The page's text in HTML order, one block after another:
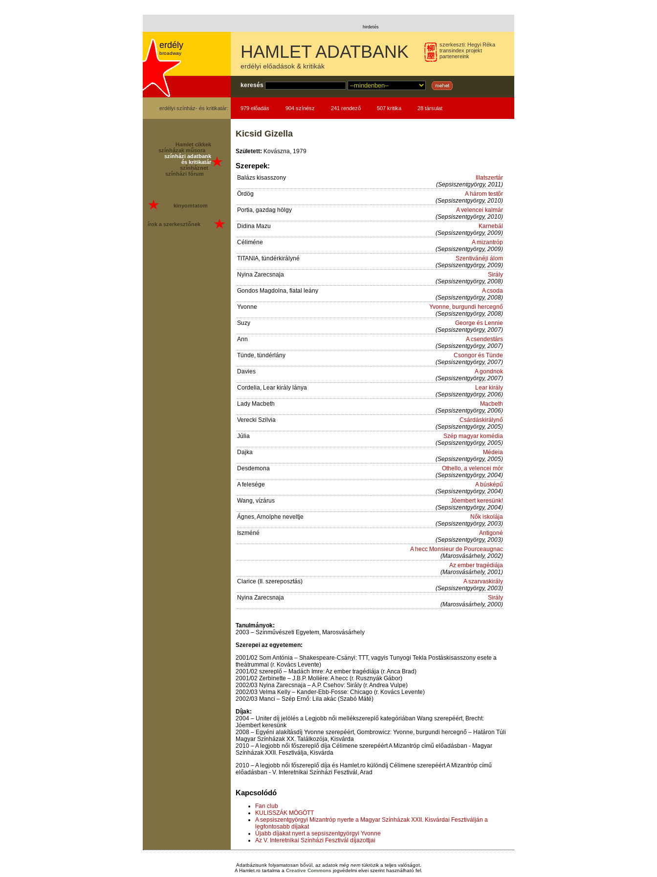
hirdetés
erdély
broadway
szerkeszti: Hegyi Réka
transindex projekt
partenereink
HAMLET ADATBANK
erdélyi előadások & kritikák
keresés
erdélyi színház- és kritikatár: 979 előadás 904 színész 241 rendező 507 kritika 28 társulat
Kicsid Gizella
Született: Kovászna, 1979
Szerepek:
Balázs kisasszony
Illatszertár
(Sepsiszentgyörgy, 2011)
Ördög
A három testőr
(Sepsiszentgyörgy, 2010)
Portia, gazdag hölgy
A velencei kalmár
(Sepsiszentgyörgy, 2010)
Didina Mazu
Karnebál
(Sepsiszentgyörgy, 2009)
Céliméne
A mizantróp
(Sepsiszentgyörgy, 2009)
TITANIA, tündérkirályné
Szentivánéji álom
(Sepsiszentgyörgy, 2009)
Nyina Zarecsnaja
Sirály
(Sepsiszentgyörgy, 2008)
Gondos Magdolna, fiatal leány
A csoda
(Sepsiszentgyörgy, 2008)
Yvonne
Yvonne, burgundi hercegnő
(Sepsiszentgyörgy, 2008)
Suzy
George és Lennie
(Sepsiszentgyörgy, 2007)
Ann
A csendestárs
(Sepsiszentgyörgy, 2007)
Tünde, tündérlány
Csongor és Tünde
(Sepsiszentgyörgy, 2007)
Davies
A gondnok
(Sepsiszentgyörgy, 2007)
Cordelia, Lear király lánya
Lear király
(Sepsiszentgyörgy, 2006)
Lady Macbeth
Macbeth
(Sepsiszentgyörgy, 2006)
Verecki Szilvia
Csárdáskirálynő
(Sepsiszentgyörgy, 2005)
Júlia
Szép magyar komédia
(Sepsiszentgyörgy, 2005)
Dajka
Médeia
(Sepsiszentgyörgy, 2005)
Desdemona
Othello, a velencei mór
(Sepsiszentgyörgy, 2004)
A felesége
A búsképű
(Sepsiszentgyörgy, 2004)
Wang, vízárus
Jóembert keresünk!
(Sepsiszentgyörgy, 2004)
Ágnes, Arnolphe neveltje
Nők iskolája
(Sepsiszentgyörgy, 2003)
Iszméné
Antigoné
(Sepsiszentgyörgy, 2003)
A hecc Monsieur de Pourceaugnac
(Marosvásárhely, 2002)
Az ember tragédiája
(Marosvásárhely, 2001)
Clarice (II. szereposztás)
A szarvaskirály
(Sepsiszentgyörgy, 2003)
Nyina Zarecsnaja
Sirály
(Marosvásárhely, 2000)
Tanulmányok:
2003 – Színművészeti Egyetem, Marosvásárhely
Szerepei az egyetemen:
2001/02 Som Antónia – Shakespeare-Csányi: TTT, vagyis Tunyogi Tekla Postáskisasszony esete a
theátrummal (r. Kovács Levente)
2001/02 szereplő – Madách Imre: Az ember tragédiája (r. Anca Brad)
2001/02 Zerbinette – J.B.P. Moliére: A hecc (r. Rusznyák Gábor)
2002/03 Nyina Zarecsnaja – A.P. Csehov: Sirály (r. Andrea Vulpe)
2002/03 Velma Kelly – Kander-Ebb-Fosse: Chicago (r. Kovács Levente)
2002/03 Manci – Szép Ernő: Lila akác (Szabó Máté)
Díjak:
2004 – Uniter díj jelölés a Legjobb női mellékszereplő kategóriában Wang szerepéért, Brecht:
Jóembert keresünk
2008 – Egyéni alakításdíj Yvonne szerepéért, Gombrowicz: Yvonne, burgundi hercegnő – Határon Túli
Magyar Színházak XX. Találkozója, Kisvárda
2010 – A legjobb női főszereplő díja Célimene szerepéért A Mizantróp című előadásban - Magyar
Színházak XXII. Fesztiválja, Kisvárda
2010 – A legjobb női főszereplő díja és Hamlet.ro különdíj Célimene szerepéért A Mizantróp című
előadásban - V. Interetnikai Színházi Fesztivál, Arad
Kapcsolódó
Fan club
KULISSZÁK MÖGÖTT
A sepsiszentgyörgyi Mizantróp nyerte a Magyar Színházak XXII. Kisvárdai Fesztiválján a
legfontosabb díjakat
Újabb díjakat nyert a sepsiszentgyörgyi Yvonne
Az V. Interetnikai Színházi Fesztivál díjazottjai
Hamlet cikkek
színházak műsora
színházi adatbank
és kritikatár
színháznet
színházi fórum
kinyomtatom
írok a szerkesztőnek
Adatbázisunk folyamatosan bővül, az adatok még nemtükrözik a teljes valóságot.
A Hamlet.ro tartalma a Creative Commons jogvédelmi elvei szerint használható fel.